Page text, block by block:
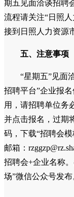
期五见面洽谈招聘
流程请关注“日照
接到日照人力资源
五、注意事项
“星期五”见面
招聘平台”企业报
用，请招聘单位务
并点击报名，过期
码，下载“招聘会
邮箱：
招聘会+企业名称
场”微信公众号发布